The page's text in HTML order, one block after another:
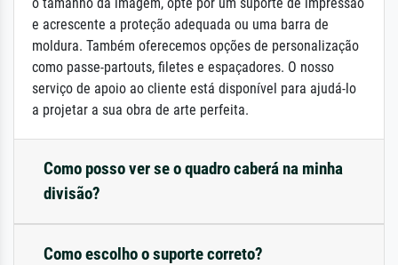
e acrescente a proteção adequada ou uma barra de
moldura. Também oferecemos opções de personalização
como passe-partouts, filetes e espaçadores. O nosso
serviço de apoio ao cliente está disponível para ajudá-lo
a projetar a sua obra de arte perfeita.
Como posso ver se o quadro caberá na minha
divisão?
Como escolho o suporte correto?